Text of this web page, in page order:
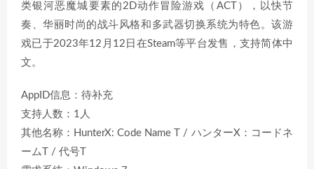
类银河恶魔城要素的2D动作冒险游戏（ACT），以快节
奏、华丽时尚的战斗风格和多武器切换系统为特色。该游
戏已于2023年12月12日在Steam等平台发售，支持简体中
文。
AppID信息：待补充
支持人数：1人
其他名称：HunterX: Code Name T / ハンターX：コードネ
ームT / 代号T